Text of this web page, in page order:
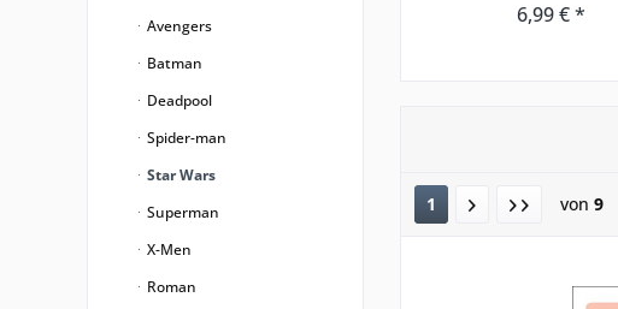
Avengers
Batman
Deadpool
Spider-man
Star Wars
Superman
X-Men
Roman
6,99 € *
1 von 9